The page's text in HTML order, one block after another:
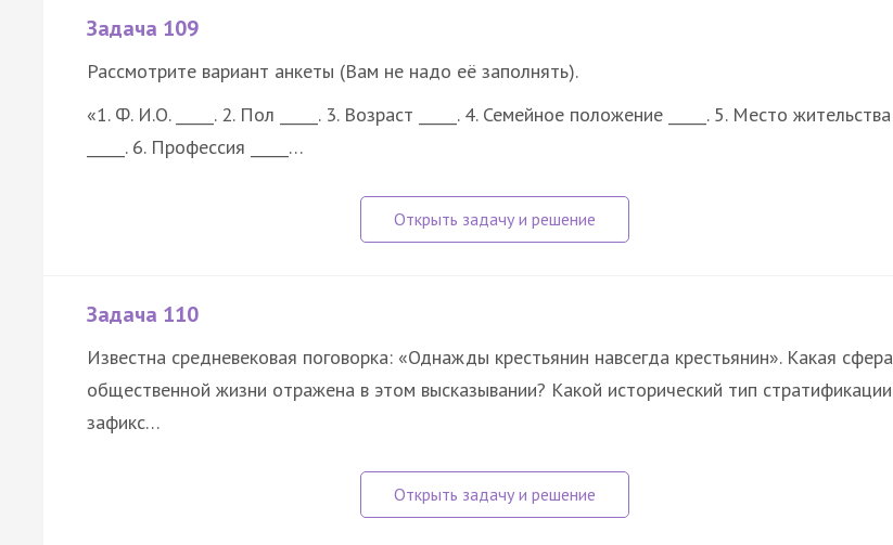
Задача 109
Рассмотрите вариант анкеты (Вам не надо её заполнять).
«1. Ф. И.О. _____. 2. Пол _____. 3. Возраст _____. 4. Семейное положение _____. 5. Место жительства
_____. 6. Профессия _____…
Задача 110
Известна средневековая поговорка: «Однажды крестьянин навсегда крестьянин». Какая сфера
общественной жизни отражена в этом высказывании? Какой исторический тип стратификации
зафикс…